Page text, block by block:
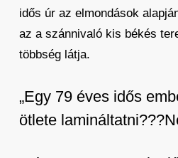
idős úr az elmondások
az a szánnivaló kis békés
többség látja.
„Egy 79 éves idős
ötlete